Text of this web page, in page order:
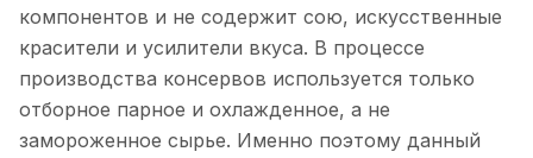
компонентов и не содержит сою, искусственные
красители и усилители вкуса. В процессе
производства консервов используется только
отборное парное и охлажденное, а не
замороженное сырье. Именно поэтому данный